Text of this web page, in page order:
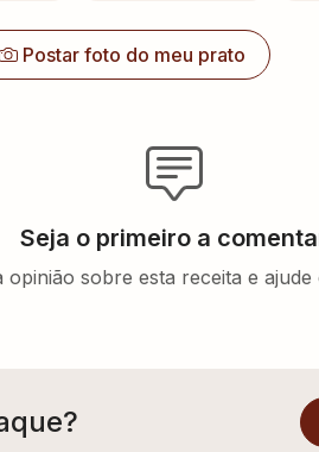
Postar foto do meu prato
Seja o primeiro a
opinião sobre esta receita e